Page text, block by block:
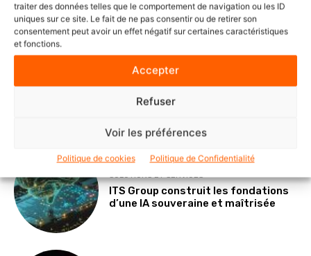
traiter des données telles que le comportement de navigation ou les ID
uniques sur ce site. Le fait de ne pas consentir ou de retirer son
consentement peut avoir un effet négatif sur certaines caractéristiques
et fonctions.
Accepter
Refuser
Voir les préférences
Politique de cookies Politique de Confidentialité
DERNIERS ARTICLES
SOLUTIONS ET SERVICES
ITS Group construit les fondations
d’une IA souveraine et maîtrisée